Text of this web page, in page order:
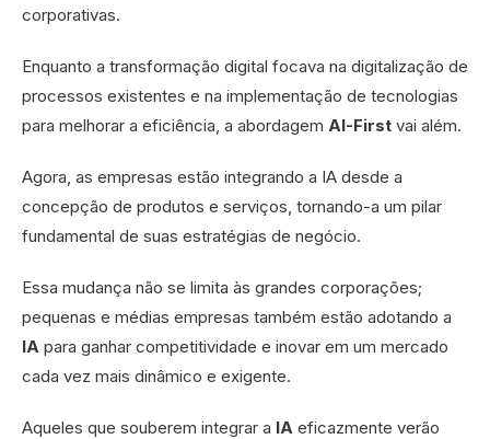
corporativas.
Enquanto a transformação digital focava na digitalização de
processos existentes e na implementação de tecnologias
para melhorar a eficiência, a abordagem AI-First vai além.
Agora, as empresas estão integrando a IA desde a
concepção de produtos e serviços, tornando-a um pilar
fundamental de suas estratégias de negócio.
Essa mudança não se limita às grandes corporações;
pequenas e médias empresas também estão adotando a
IA para ganhar competitividade e inovar em um mercado
cada vez mais dinâmico e exigente.
Aqueles que souberem integrar a IA eficazmente verão